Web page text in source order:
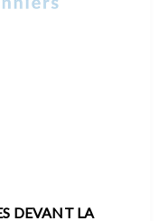
DEVANT LA